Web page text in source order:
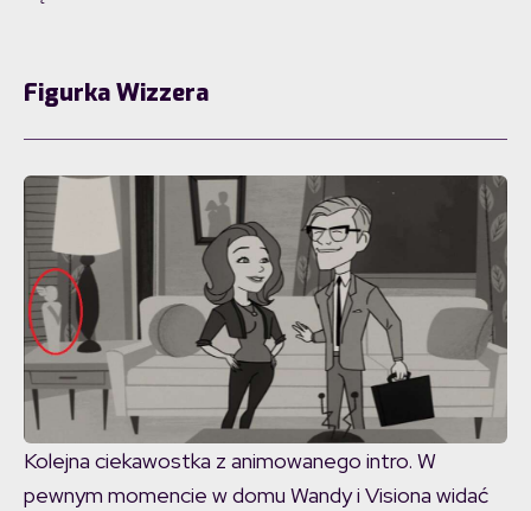
Figurka Wizzera
Kolejna ciekawostka z animowanego intro. W
pewnym momencie w domu Wandy i Visiona widać